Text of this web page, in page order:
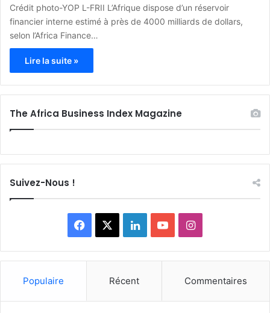
Crédit photo-YOP L-FRII L’Afrique dispose d’un réservoir
financier interne estimé à près de 4000 milliards de dollars,
selon l’Africa Finance…
Lire la suite »
The Africa Business Index Magazine
Suivez-Nous !
a
L
i
o
I
n
Populaire Récent Commentaires